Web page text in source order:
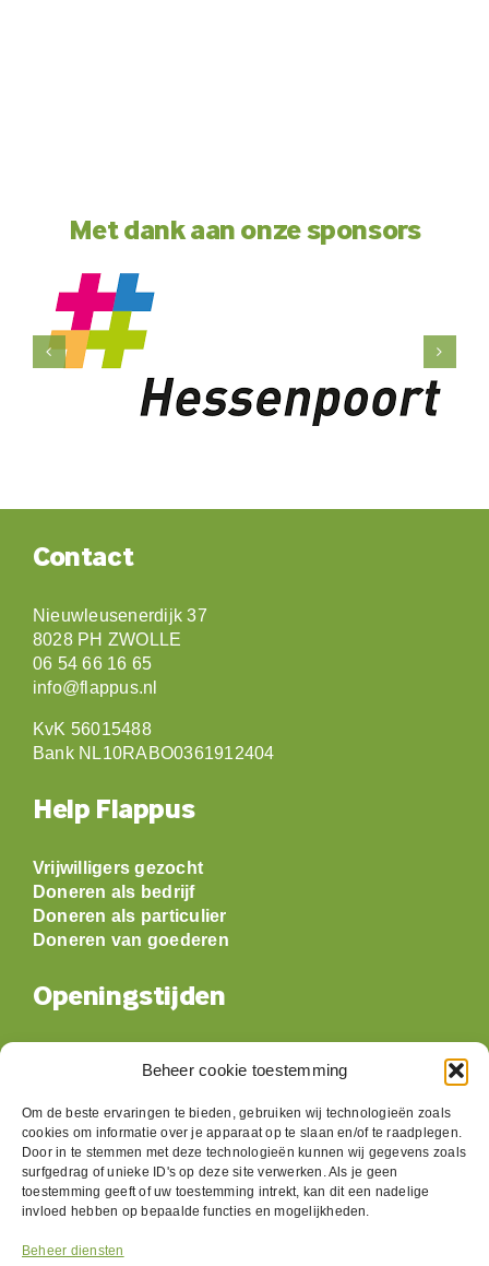
Beheer cookie toestemming
Om de beste ervaringen te bieden, gebruiken wij technologieën zoals
cookies om informatie over je apparaat op te slaan en/of te raadplegen.
Door in te stemmen met deze technologieën kunnen wij gegevens zoals
surfgedrag of unieke ID's op deze site verwerken. Als je geen
toestemming geeft of uw toestemming intrekt, kan dit een nadelige
invloed hebben op bepaalde functies en mogelijkheden.
Beheer diensten
Met dank aan onze sponsors
Contact
Nieuwleusenerdijk 37
8028 PH ZWOLLE
06 54 66 16 65
info@flappus.nl
KvK 56015488
Bank NL10RABO0361912404
Help Flappus
Vrijwilligers gezocht
Doneren als bedrijf
Doneren als particulier
Doneren van goederen
Openingstijden
09:30 t/m 17:00
Donderdag:09:30 t/m 17:00
Vrijdag:09:30 t/m 17:00
Zaterdag:09:30 t/m 17:00
Zondag: gesloten